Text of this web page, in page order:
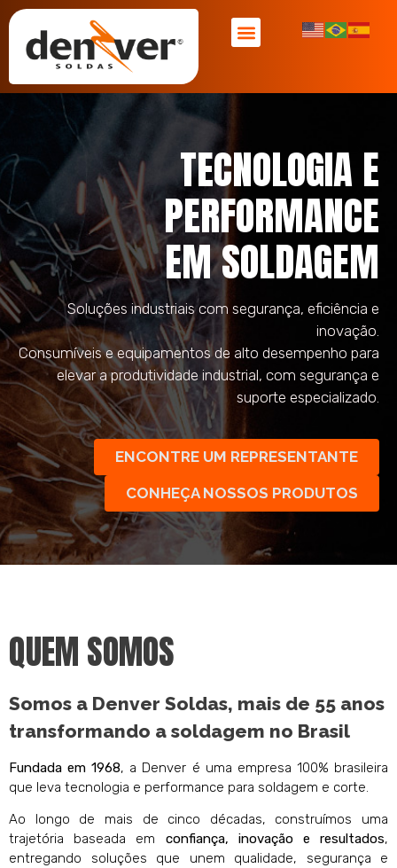
TECNOLOGIA E
PERFORMANCE
EM SOLDAGEM
Soluções industriais com segurança, eficiência e
inovação.
Consumíveis e equipamentos de alto desempenho para
elevar a produtividade industrial, com segurança e
suporte especializado.
ENCONTRE UM REPRESENTANTE
CONHEÇA NOSSOS PRODUTOS
QUEM SOMOS
Somos a Denver Soldas, mais de 55 anos
transformando a soldagem no Brasil
Fundada em 1968, a Denver é uma empresa 100% brasileira
que leva tecnologia e performance para soldagem e corte.
Ao longo de mais de cinco décadas, construímos uma
trajetória baseada em confiança, inovação e resultados,
entregando soluções que unem qualidade, segurança e